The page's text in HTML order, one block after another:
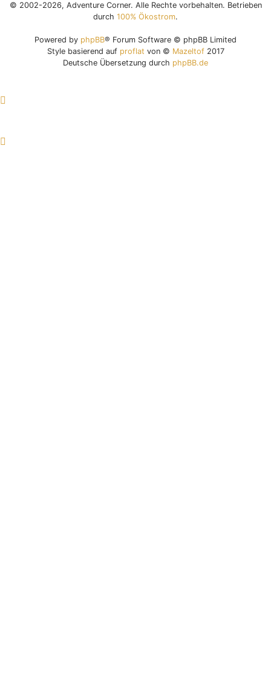
© 2002-2026, Adventure Corner. Alle Rechte vorbehalten. Betrieben
durch 100% Ökostrom.
Powered by phpBB® Forum Software © phpBB Limited
Style basierend auf proflat von © Mazeltof2017
Deutsche Übersetzung durch phpBB.de